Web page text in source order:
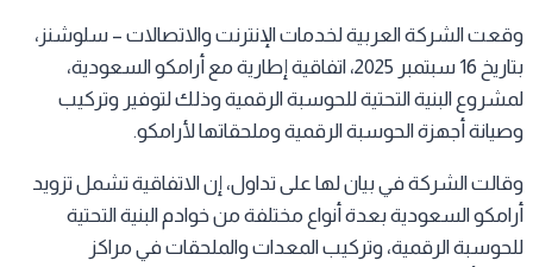
الشركة العربية لخدمات الإنترنت والاتصالات – سلوشنز،
بتاريخ 16 سبتمبر 2025، اتفاقية إطارية مع أرامكو السعودية،
البنية التحتية للحوسبة الرقمية وذلك لتوفير وتركيب
أجهزة الحوسبة الرقمية وملحقاتها لأرامكو.
الشركة في بيان لها على تداول، إن الاتفاقية تشمل تزويد
السعودية بعدة أنواع مختلفة من خوادم البنية التحتية
الرقمية، وتركيب المعدات والملحقات في مراكز